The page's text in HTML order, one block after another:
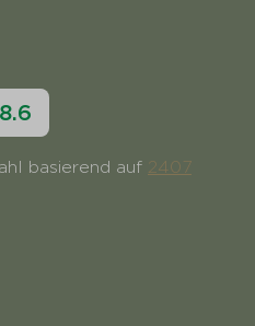
8.6
basierend auf 2407